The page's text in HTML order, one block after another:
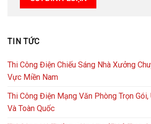
TIN TỨC
Thi Công Điện Chiếu Sáng Nhà Xưởng
Vực Miền Nam
Thi Công Điện Mạng Văn Phòng Trọn Gói,
Và Toàn Quốc